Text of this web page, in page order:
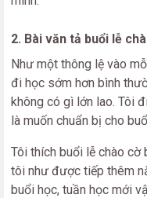
2. Bài văn tả buổi lễ
Như một thông lệ vào
đi học sớm hơn bình
không có gì lớn lao. Tôi
là muốn chuẩn bị cho
Tôi thích buổi lễ chào cờ
tôi như được tiếp thêm
buổi học, tuần học mới